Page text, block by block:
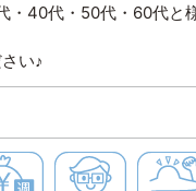
・40代・50代・60代と
い♪
日休み 週払いＯＫ４